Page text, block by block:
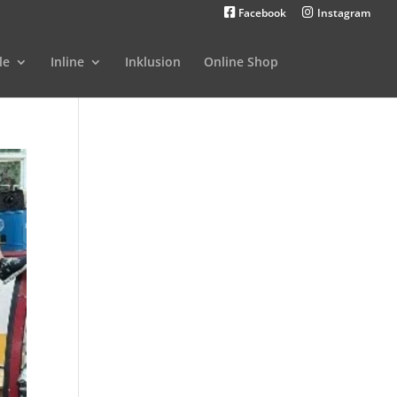
Facebook Instagram
Inline Inklusion Online Shop